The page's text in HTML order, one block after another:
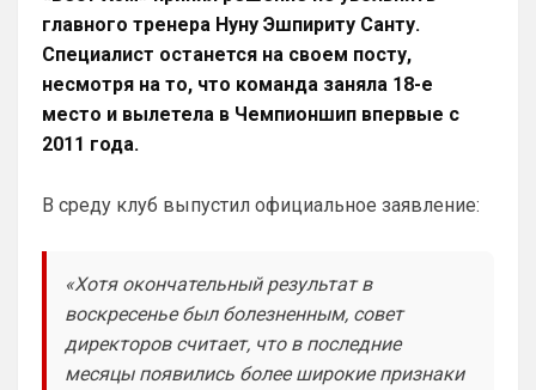
главного тренера Нуну Эшпириту Санту.
Специалист останется на своем посту,
несмотря на то, что команда заняла 18-е
место и вылетела в Чемпионшип впервые с
2011 года.
В среду клуб выпустил официальное заявление:
«Хотя окончательный результат в
воскресенье был болезненным, совет
директоров считает, что в последние
месяцы появились более широкие признаки
прошли, ужасное время было
трансферов, после Венгера, но и сейчас
нет надежды, что все удержится, уж
больно хрупко все в нашем доме.
Однако предпочтительней выбрать
Арсенал сейчас, чем Челси, и при этом,
нет даже аргумента ни одного в пользу
Отмечу сразу, что мы тоже через это
после Венгера, но и сейчас нет надежды,
что в
Канонир• 20:28